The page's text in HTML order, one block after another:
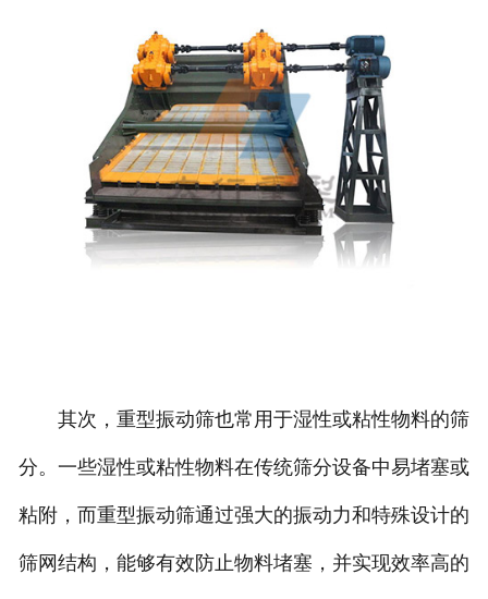
其次，重型振动筛也常用于湿性或粘性物料的筛
分。一些湿性或粘性物料在传统筛分设备中易堵塞或
粘附，而重型振动筛通过强大的振动力和特殊设计的
筛网结构，能够有效防止物料堵塞，并实现效率高的